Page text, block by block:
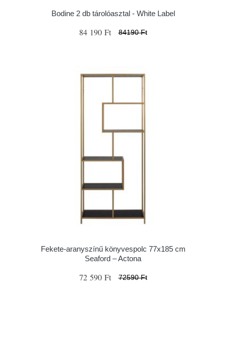
Bodine 2 db tárolóasztal - White Label
84 190 Ft 84190 Ft
Fekete-aranyszínű könyvespolc 77x185 cm
Seaford – Actona
72 590 Ft 72590 Ft